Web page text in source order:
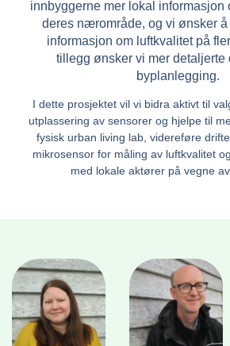
innbyggerne mer lokal informasjon
deres nærområde, og vi ønsker
informasjon om luftkvalitet på
tillegg ønsker vi mer detaljerte
byplanlegging.
I dette prosjektet vil vi bidra aktivt til
utplassering av sensorer og hjelpe til
fysisk urban living lab, videreføre
mikrosensor for måling av luftkvalitet
med lokale aktører på vegne